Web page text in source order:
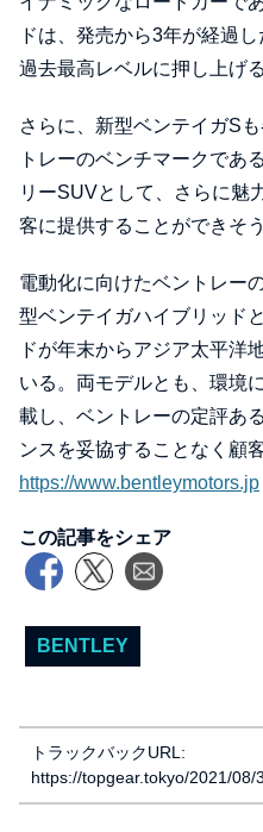
ドは、発売から3年が経過
過去最高レベルに押し上げ
さらに、新型ベンテイガS
トレーのベンチマークであ
リーSUVとして、さらに魅
客に提供することができそう
電動化に向けたベントレー
型ベンテイガハイブリッド
ドが年末からアジア太平洋
いる。両モデルとも、環境
載し、ベントレーの定評あ
ンスを妥協することなく顧
https://www.bentleymotors.jp
この記事をシェア
BENTLEY
トラックバックURL:
https://topgear.tokyo/2021/08/